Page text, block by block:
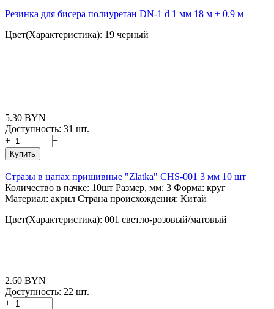
Резинка для бисера полиуретан DN-1 d 1 мм 18 м ± 0.9 м
Цвет(Характеристика): 19 черный
5.30 BYN
Доступность: 31 шт.
+
−
Купить
Стразы в цапах пришивные "Zlatka" CHS-001 3 мм 10 шт
Количество в пачке: 10шт Размер, мм: 3 Форма: круг
Материал: акрил Страна происхождения: Китай
Цвет(Характеристика): 001 светло-розовый/матовый
2.60 BYN
Доступность: 22 шт.
+
−